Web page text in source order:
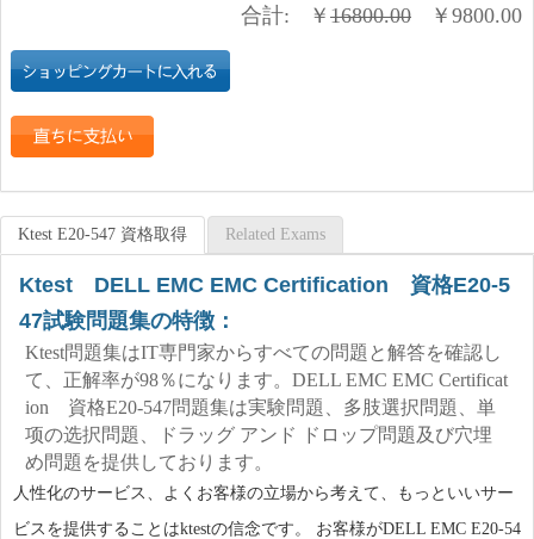
合計: ￥ 16800.00 ￥ 9800.00
Ktest E20-547 資格取得 Related Exams
Ktest DELL EMC EMC Certification 資格E20-5
47試験問題集の特徴：
Ktest問題集はIT専門家からすべての問題と解答を確認し
て、正解率が98％になります。DELL EMC EMC Certificat
ion 資格E20-547問題集は実験問題、多肢選択問題、単
项の选択問題、ドラッグ アンド ドロップ問題及び穴埋
め問題を提供しております。
人性化のサービス、よくお客様の立場から考えて、もっといいサー
ビスを提供することはktestの信念です。 お客様がDELL EMC E20-54